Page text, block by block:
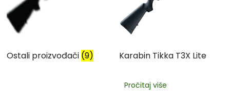
Ostali proizvođači (9) Karabin Tikka T3X Lite
Pročitaj više